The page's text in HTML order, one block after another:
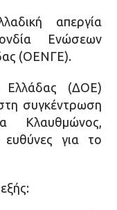
απεργία
Ενώσεων
(ΟΕΝΓΕ).
Ελλάδας (ΔΟΕ)
συγκέντρωση
Κλαυθμώνος,
ευθύνες για το